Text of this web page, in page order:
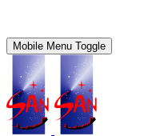
Mobile Menu Toggle